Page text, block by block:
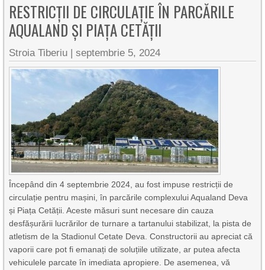
RESTRICȚII DE CIRCULAȚIE ÎN PARCĂRILE
AQUALAND ȘI PIAȚA CETĂȚII
Stroia Tiberiu |septembrie 5, 2024
Începând din 4 septembrie 2024, au fost impuse restricții de
circulație pentru mașini, în parcările complexului Aqualand Deva
și Piața Cetății. Aceste măsuri sunt necesare din cauza
desfășurării lucrărilor de turnare a tartanului stabilizat, la pista de
atletism de la Stadionul Cetate Deva. Constructorii au apreciat că
vaporii care pot fi emanați de soluțiile utilizate, ar putea afecta
vehiculele parcate în imediata apropiere. De asemenea, vă